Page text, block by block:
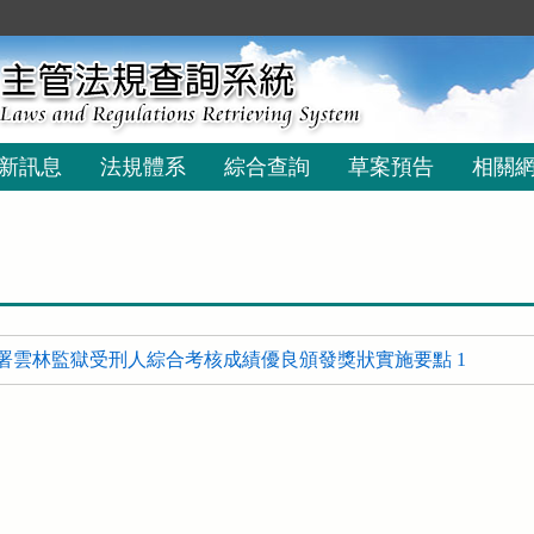
訊息 法規體系 綜合查詢 草案預告 相關
雲林監獄受刑人綜合考核成績優良頒發獎狀實施要點 1